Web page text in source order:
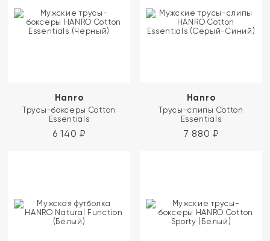
Hanro
Трусы-боксеры Cotton
Essentials
6 140 ₽
Hanro
Трусы-слипы Cotton
Essentials
7 880 ₽